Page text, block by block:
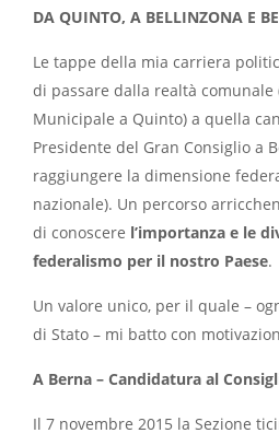
DA QUINTO, A BELLINZONA E
Le tappe della mia carriera
di passare dalla realtà comunale
Municipale a Quinto) a quella
Presidente del Gran Consiglio a
raggiungere la dimensione
nazionale). Un percorso
di conoscere l’importanza e le
federalismo per il nostro Paese.
Un valore unico, per il quale –
di Stato – mi batto con
A Berna – Candidatura al
Il 7 novembre 2015 la Sezione